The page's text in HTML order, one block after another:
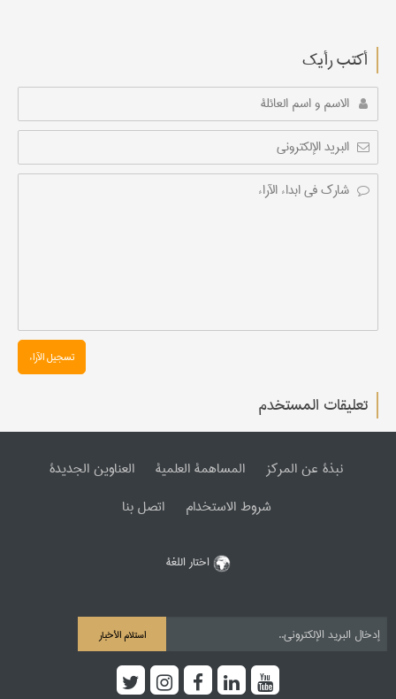
أکتب رأیك
تسجیل الآراء
تعليقات المستخدم
نبذة عن المرکز المساهمة العلمیة
العناوین الجدیدة
شروط الاستخدام
اتصل بنا
اختار اللغة
استلام الأخبار